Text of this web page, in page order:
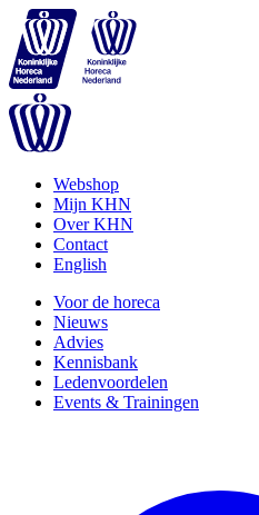
Webshop
Mijn KHN
Over KHN
Contact
English
Voor de horeca
Nieuws
Advies
Kennisbank
Ledenvoordelen
Events & Trainingen